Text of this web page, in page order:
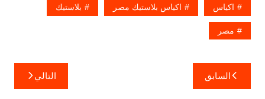
اكياس اكياس بلاستيك مصر بلاستيك
مصر
تصفّح
المقالات
السابق التالي